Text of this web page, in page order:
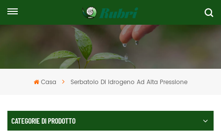
Casa Serbatoio Di Idrogeno Ad Alta Pressione
CATEGORIE DI PRODOTTO